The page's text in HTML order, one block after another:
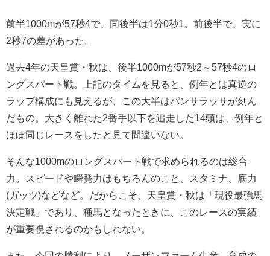
前半1000mが57秒4で、同後半は1分0秒1。前後半で、実に
2秒7の差があった。
過去4年の天皇賞・秋は、後半1000mが57秒2～57秒4のロ
ングスパート戦。上記のタイムを見ると、例年とは真逆の
ラップ構成にも見えるが、この大半はパンサラッサが刻ん
だもの。大きく離れた2番手以下を追走した14頭は、例年と
ほぼ同じレースをしたと見て間違いない。
そんな1000mのロングスパート戦で求められるのは総合
力。スピードや瞬発力はもちろんのこと、スタミナ、底力
(ガッツ)などなど。だからこそ、天皇賞・秋は「現役最強馬
決定戦」であり、種馬となったときに、このレースの実績
が重要視されるのかもしれない。